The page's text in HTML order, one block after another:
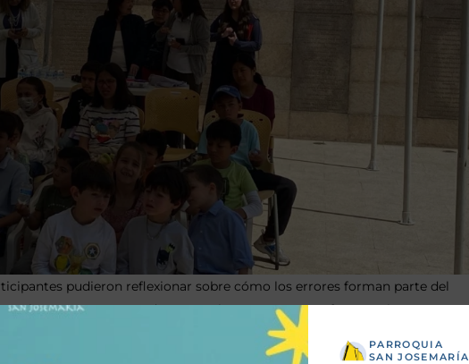
pudieron reflexionar sobre cómo los errores forman parte del
El cuento nos recuerda que equivocarse no es un fracaso, sino una
aprender y seguir avanzando.
PARROQUIA
SAN JOSEMARÍA